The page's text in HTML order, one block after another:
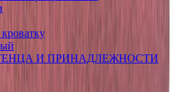
И ПРИНАДЛЕЖНОСТИ